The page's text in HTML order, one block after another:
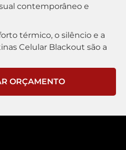
contemporâneo e
térmico, o silêncio e a
Celular Blackout são a
ORÇAMENTO